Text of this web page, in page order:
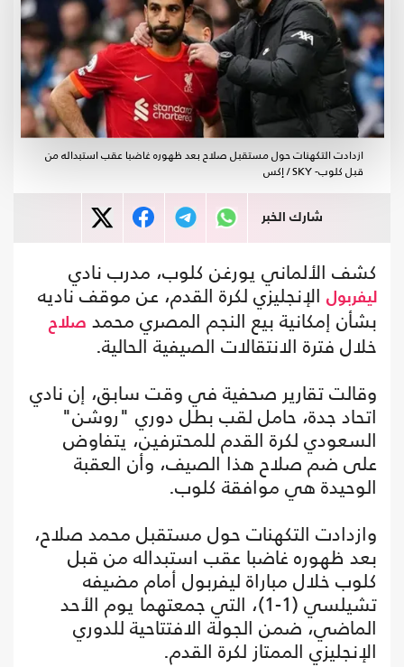
ازدادت التكهنات حول مستقبل صلاح بعد ظهوره غاضبا عقب استبداله من
قبل كلوب- SKY / إكس
شارك الخبر
كشف الألماني يورغن كلوب، مدرب نادي
ليفربول الإنجليزي لكرة القدم، عن موقف ناديه
بشأن إمكانية بيع النجم المصري محمد صلاح
خلال فترة الانتقالات الصيفية الحالية.
وقالت تقارير صحفية في وقت سابق، إن نادي
اتحاد جدة، حامل لقب بطل دوري "روشن"
السعودي لكرة القدم للمحترفين، يتفاوض
على ضم صلاح هذا الصيف، وأن العقبة
الوحيدة هي موافقة كلوب.
وازدادت التكهنات حول مستقبل محمد صلاح،
بعد ظهوره غاضبا عقب استبداله من قبل
كلوب خلال مباراة ليفربول أمام مضيفه
تشيلسي (1-1)، التي جمعتهما يوم الأحد
الماضي، ضمن الجولة الافتتاحية للدوري
الإنجليزي الممتاز لكرة القدم.